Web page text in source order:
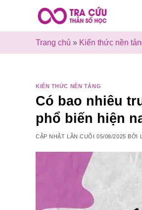
nội
Trang chủ » Kiến thức nền
KIẾN THỨC NỀN TẢNG
Có bao nhiêu
phổ biến hiện
CẬP NHẬT LẦN CUỐI05/08/2025 BỞI